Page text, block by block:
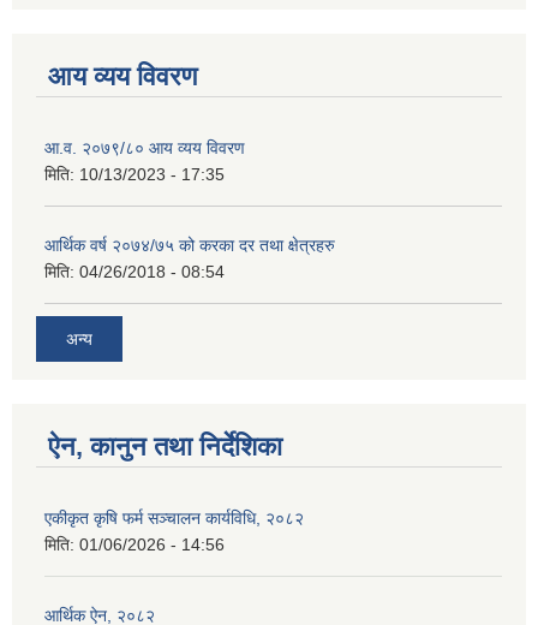
आय व्यय विवरण
आ.व. २०७९/८० आय व्यय विवरण
मिति: 10/13/2023 - 17:35
आर्थिक वर्ष २०७४/७५ को करका दर तथा क्षेत्रहरु
मिति: 04/26/2018 - 08:54
अन्य
ऐन, कानुन तथा निर्देशिका
एकीकृत कृषि फर्म सञ्चालन कार्यविधि, २०८२
मिति: 01/06/2026 - 14:56
आर्थिक ऐन, २०८२